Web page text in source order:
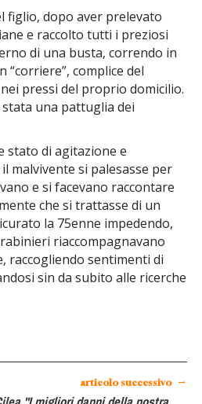
figlio, dopo aver prelevato
e raccolto tutti i preziosi
di una busta, correndo in
complice del
pressi del proprio domicilio.
una pattuglia dei
stato di agitazione e
malvivente si palesasse per
e si facevano raccontare
che si trattasse di un
la 75enne impedendo,
riaccompagnavano
raccogliendo sentimenti di
sin da subito alle ricerche
articolo successivo →